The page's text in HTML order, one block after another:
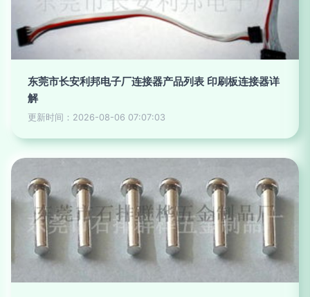
东莞市长安利邦电子厂连接器产品列表 印刷板连接器详
解
更新时间：2026-08-06 07:07:03